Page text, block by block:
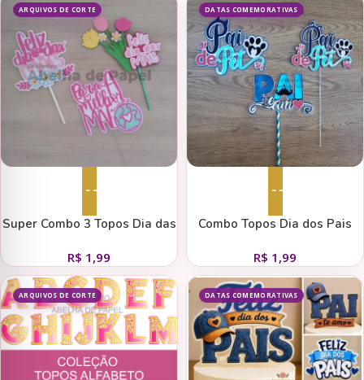
ARQUIVOS DE CORTE
Adicionar ao carrinho
Super Combo 3 Topos Dia das
R$ 1,99
DATAS COMEMORATIVAS
Adicionar ao carrinho
Combo Topos Dia dos Pais
R$ 1,99
ARQUIVOS DE CORTE DATAS COMEMORATIVAS